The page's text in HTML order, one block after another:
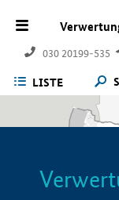
030 20199-535
LISTE